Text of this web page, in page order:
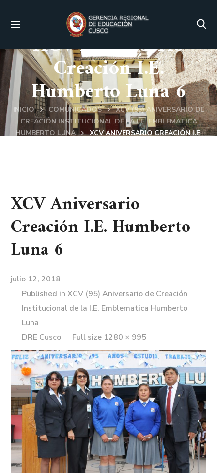
XCV Aniversario
Creación I.E.
Humberto Luna 6
INICIO COMUNICADOS
XCV (95) ANIVERSARIO DE
CREACIÓN INSTITUCIONAL DE LA I.E. EMBLEMATICA
HUMBERTO LUNA
XCV ANIVERSARIO CREACIÓN I.E.
XCV Aniversario
Creación I.E. Humberto
Luna 6
julio 12, 2018
Published inXCV (95) Aniversario de Creación
Institucional de la I.E. Emblematica Humberto
Luna
DRE Cusco
Full size 1280 × 995